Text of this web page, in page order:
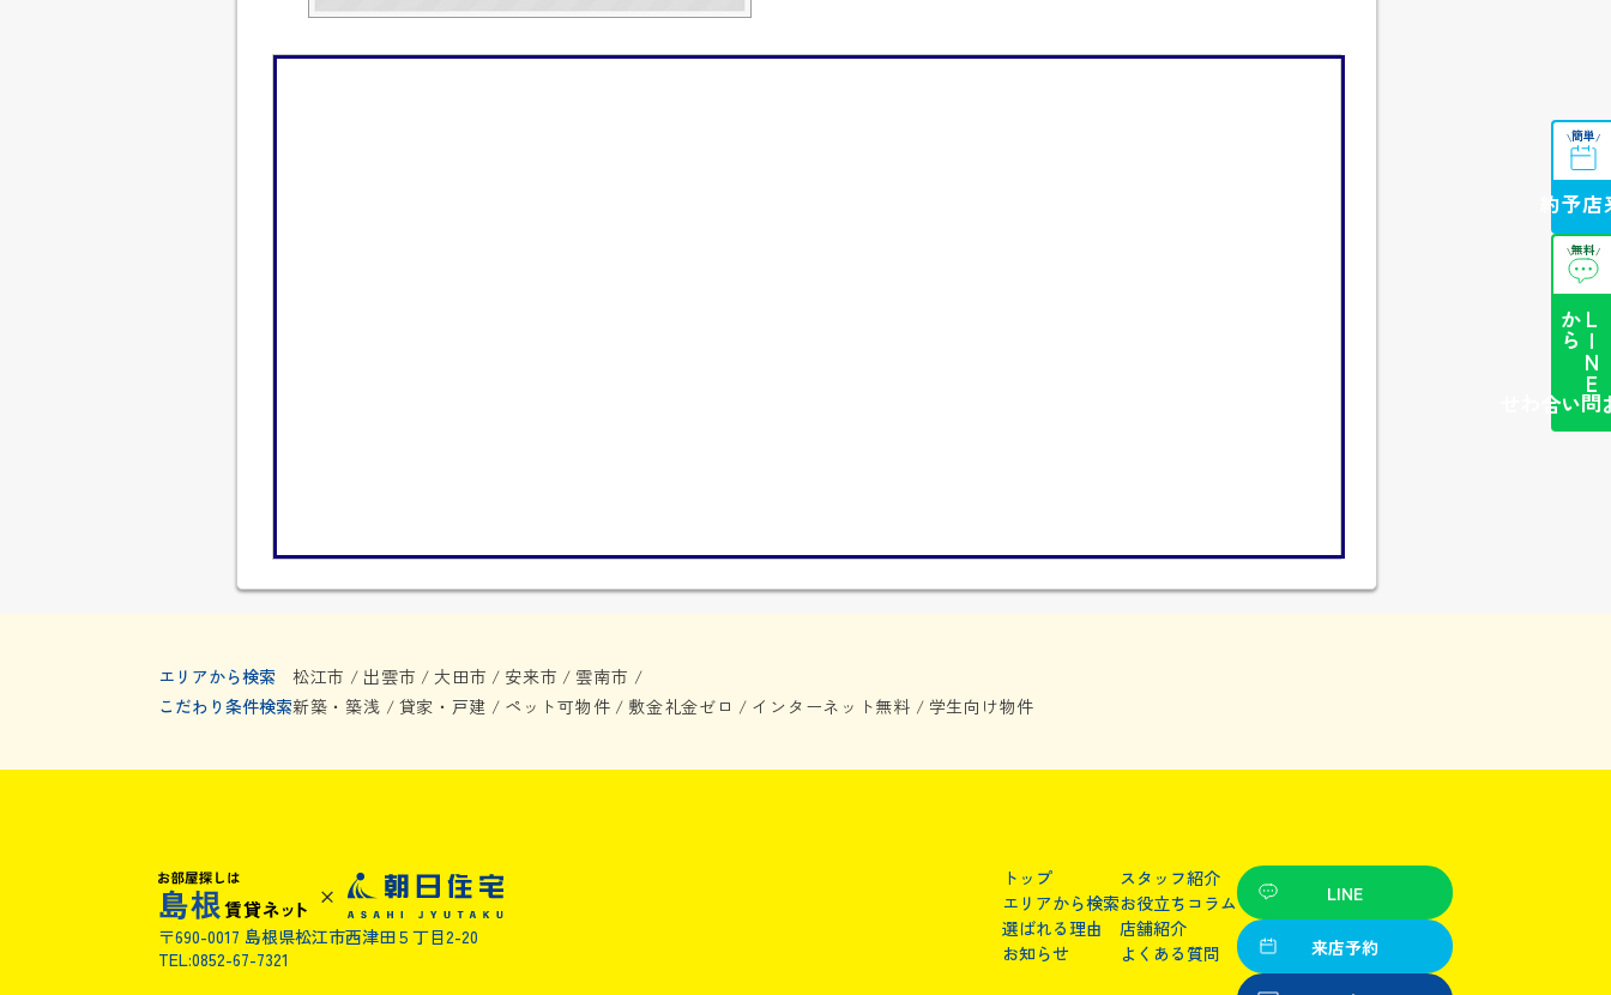
エリアから検索 松江市 / 出雲市 / 大田市 / 安来市 / 雲南市 /
こだわり条件検索新築・築浅 / 貸家・戸建 / ペット可物件 / 敷金礼金ゼロ / インターネット無料 / 学生向け物件
〒690-0017 島根県松江市西津田５丁目2-20
TEL:0852-67-7321
トップ
エリアから検索
選ばれる理由
お知らせ
スタッフ紹介
お役立ちコラム
店舗紹介
よくある質問
LINE
来店予約
\簡単/
来店予約
\無料/
L
I
N
E
か
ら